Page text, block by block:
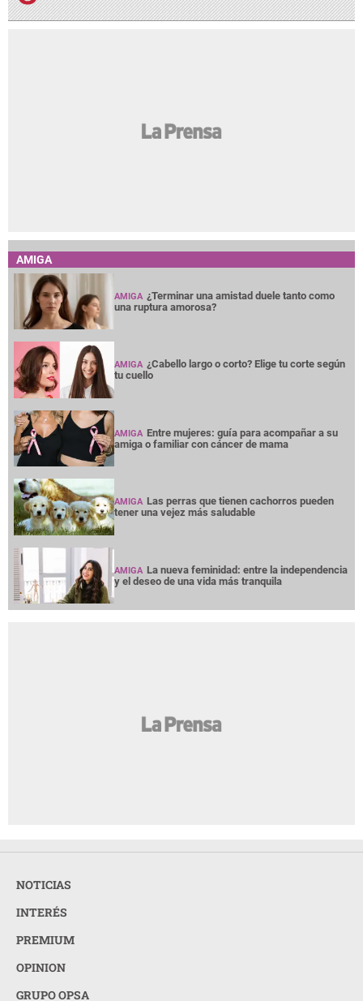
AMIGA
AMIGA ¿Terminar una amistad duele tanto como
una ruptura amorosa?
AMIGA ¿Cabello largo o corto? Elige tu corte según
tu cuello
AMIGA Entre mujeres: guía para acompañar a su
amiga o familiar con cáncer de mama
AMIGA Las perras que tienen cachorros pueden
tener una vejez más saludable
AMIGA La nueva feminidad: entre la independencia
y el deseo de una vida más tranquila
NOTICIAS
INTERÉS
PREMIUM
OPINION
GRUPO OPSA